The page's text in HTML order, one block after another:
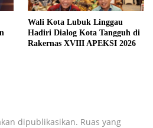
Wali Kota Lubuk Linggau
Hadiri Dialog Kota Tangguh di
Rakernas XVIII APEKSI 2026
dipublikasikan. Ruas yang